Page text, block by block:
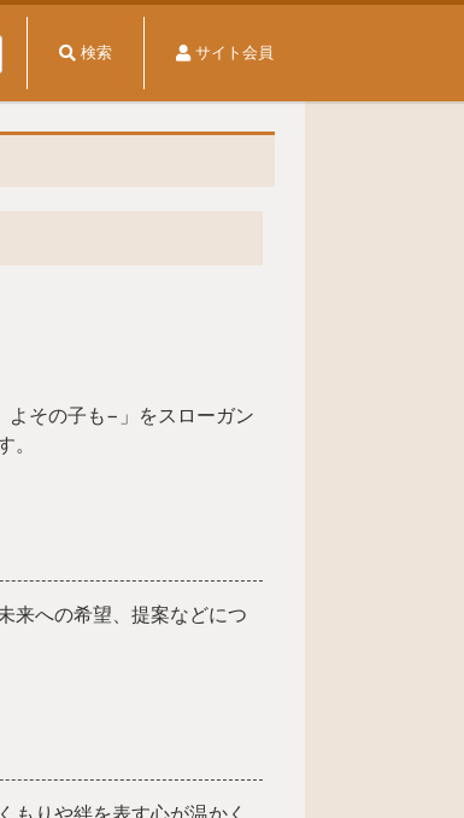
検索 サイト会員
その子も−」をスローガン
。
来への希望、提案などにつ
もりや絆を表す心が温かく